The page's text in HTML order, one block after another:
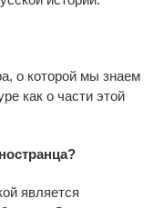
о которой мы знаем
как о части этой
является